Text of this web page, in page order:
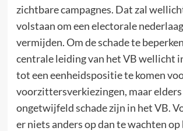
zichtbare campagnes. Dat zal
volstaan om een electorale
vermijden. Om de schade te
centrale leiding van het VB wellicht
tot een eenheidspositie te komen
voorzittersverkiezingen, maar elders
ongetwijfeld schade zijn in het VB.
er niets anders op dan te wachten